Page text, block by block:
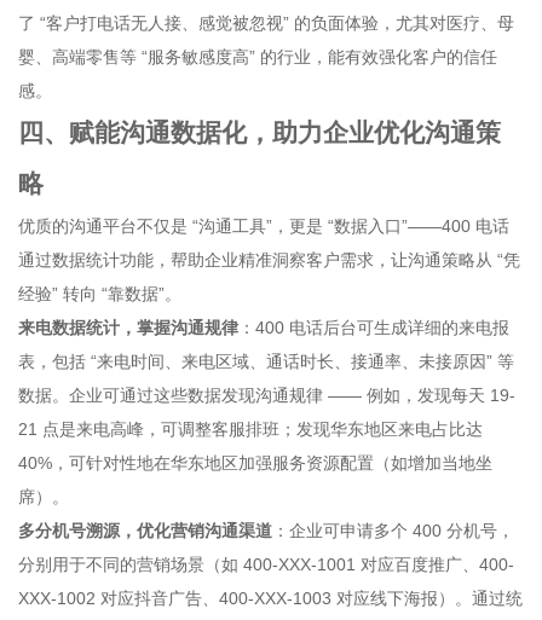
了 “客户打电话无人接、感觉被忽视” 的负面体验，尤其对医疗、母
婴、高端零售等 “服务敏感度高” 的行业，能有效强化客户的信任
感。
四、赋能沟通数据化，助力企业优化沟通策
略
优质的沟通平台不仅是 “沟通工具”，更是 “数据入口”——400 电话
通过数据统计功能，帮助企业精准洞察客户需求，让沟通策略从 “凭
经验” 转向 “靠数据”。
来电数据统计，掌握沟通规律 ：400 电话后台可生成详细的来电报
表，包括 “来电时间、来电区域、通话时长、接通率、未接原因” 等
数据。企业可通过这些数据发现沟通规律 —— 例如，发现每天 19-
21 点是来电高峰，可调整客服排班；发现华东地区来电占比达
40%，可针对性地在华东地区加强服务资源配置（如增加当地坐
席）。
多分机号溯源，优化营销沟通渠道 ：企业可申请多个 400 分机号，
分别用于不同的营销场景（如 400-XXX-1001 对应百度推广、400-
XXX-1002 对应抖音广告、400-XXX-1003 对应线下海报）。通过统